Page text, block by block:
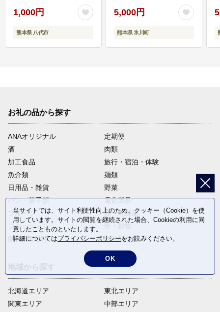
1,000円
熊本県 八代市
5,000円
熊本県 氷川町
お礼の品から探す
ANAオリジナル
定期便
酒
肉類
加工食品
旅行・宿泊・体験
魚介類
麺類
日用品・雑貨
野菜
パン・菓子類
電化製品
フルーツ
卵・乳製品
ファッション
飲料(酒以外)
返礼品なし
北海道エリア
関東エリア
東北エリア
中部エリア
当サイトでは、サイト利便性向上のため、クッキー（Cookie）を使
用しています。サイトの閲覧を継続された場合、Cookieの利用に同
意したことものといたします。
詳細についてはプライバシーポリシーをお読みください。
OK